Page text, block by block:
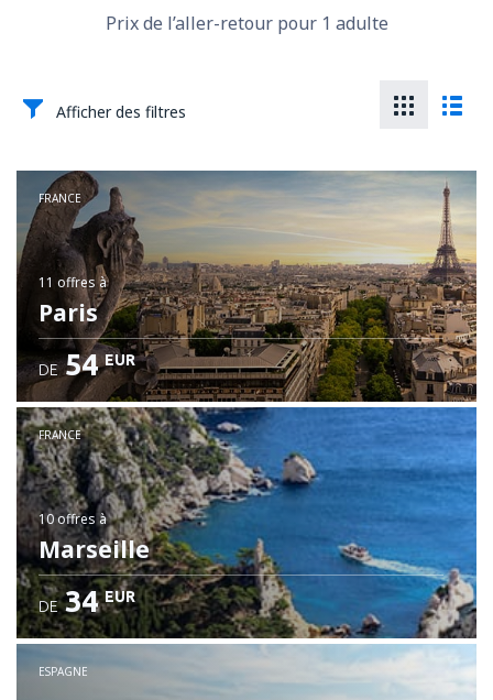
Prix de l’aller-retour pour 1 adulte
Afficher des filtres
FRANCE
11 offresà
Paris
DE 54 EUR
FRANCE
10 offres à
Marseille
DE 34 EUR
ESPAGNE